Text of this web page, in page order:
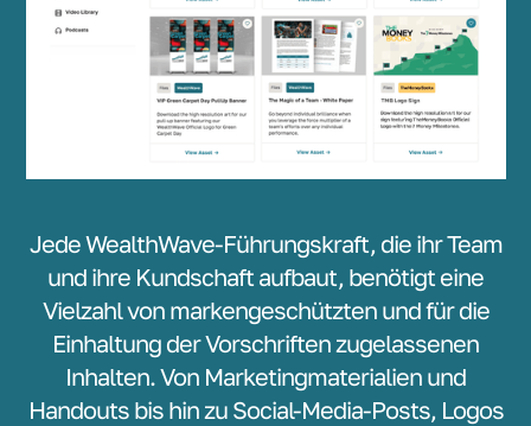
Jede WealthWave-Führungskraft, die ihr Team
und ihre Kundschaft aufbaut, benötigt eine
Vielzahl von markengeschützten und für die
Einhaltung der Vorschriften zugelassenen
Inhalten. Von Marketingmaterialien und
Handouts bis hin zu Social-Media-Posts, Logos